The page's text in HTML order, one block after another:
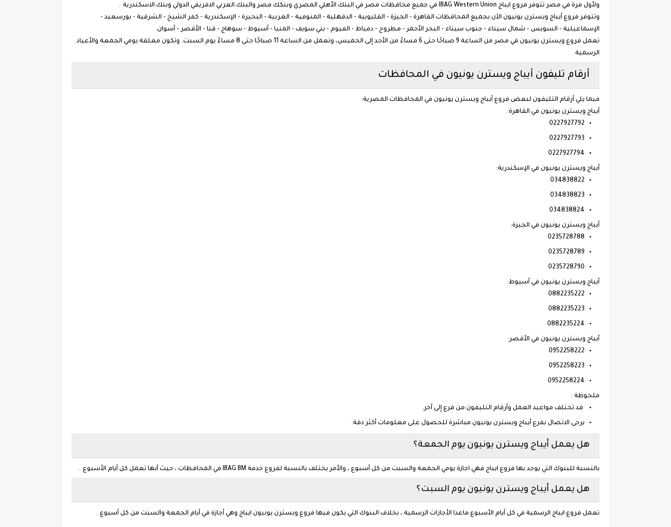
ولأول مرة في مصر تتوفر فروع ايباج IBAG Western Union في جميع محافظات مصر في البنك الأهلي المصري وبنكك مصر والبنك العربي الافريقي الدولي وبنك الاسكندرية .
وتتوفر فروع أيباج ويسترن يونيون الآن بجميع المحافظات القاهرة - الجيزة - القليوبية - الدقهلية - المنوفية - الغربية - البحيرة - الإسكندرية - كفر الشيخ - الشرقية - بورسعيد -
الإسماعيلية - السويس - شمال سيناء - جنوب سيناء - البحر الأحمر - مطروح - دمياط - الفيوم - بني سويف - المنيا - أسيوط - سوهاج - قنا - الأقصر - أسوان.
تعمل فروع ويسترن يونيون في مصر من الساعة 9 صباحًا حتى 6 مساءً من الأحد إلى الخميس، وتعمل من الساعة 11 صباحًا حتى 8 مساءً يوم السبت. وتكون مغلقة يومي الجمعة والأعياد
الرسمية.
أرقام تليفون أيباج ويسترن يونيون في المحافظات
فيما يلي أرقام التليفون لبعض فروع أيباج ويسترن يونيون في المحافظات المصرية:
أيباج ويسترن يونيون في القاهرة:
0227927792
0227927793
0227927794
أيباج ويسترن يونيون في الإسكندرية:
034838822
034838823
034838824
أيباج ويسترن يونيون في الجيزة:
0235728788
0235728789
0235728790
أيباج ويسترن يونيون في أسيوط:
0882235222
0882235223
0882235224
أيباج ويسترن يونيون في الأقصر:
0952258222
0952258223
0952258224
ملحوظة :
قد تختلف مواعيد العمل وأرقام التليفون من فرع إلى آخر.
يرجى الاتصال بفرع أيباج ويسترن يونيون مباشرة للحصول على معلومات أكثر دقة.
هل يعمل أيباج ويسترن يونيون يوم الجمعة؟
بالنسبة للبنوك التي يوجد بها فروع ايباج فهي اجازة يومي الجمعة والسبت من كل أسبوع ، والأمر يختلف بالنسبة لفروع خدمة IBAG BM في المحافظات ، حيث أنها تعمل كل أيام الأسبوع .
هل يعمل أيباج ويسترن يونيون يوم السبت؟
تعمل فروع ايباج الرسمية في كل أيام الأسبوع ماعدا الأجازات الرسمية ، بخلاف البنوك التي يكون فيها فروع ويسترن يونيون ايباج وهي أجازة في أيام الجمعة والسبت من كل أسبوع .